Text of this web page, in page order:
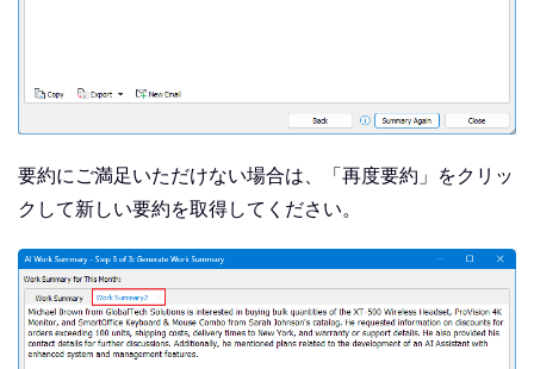
要約にご満足いただけない場合は、「再度要約」をクリッ
クして新しい要約を取得してください。